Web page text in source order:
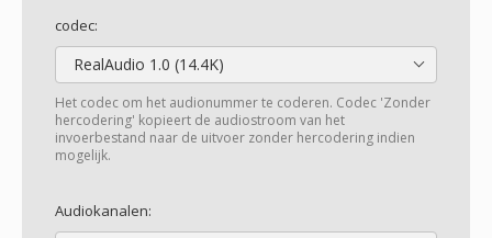
codec:
RealAudio 1.0 (14.4K)
Het codec om het audionummer te coderen. Codec 'Zonder
hercodering' kopieert de audiostroom van het
invoerbestand naar de uitvoer zonder hercodering indien
mogelijk.
Audiokanalen: